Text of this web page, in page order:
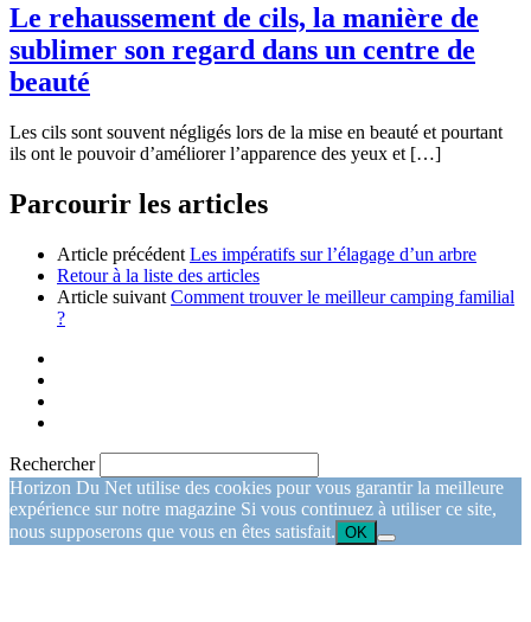
Le rehaussement de cils, la manière de
sublimer son regard dans un centre de
beauté
Les cils sont souvent négligés lors de la mise en beauté et pourtant
ils ont le pouvoir d’améliorer l’apparence des yeux et […]
Parcourir les articles
Article précédent Les impératifs sur l’élagage d’un arbre
Retour à la liste des articles
Article suivant Comment trouver le meilleur camping familial
?
Rechercher
Horizon Du Net utilise des cookies pour vous garantir la meilleure
expérience sur notre magazine Si vous continuez à utiliser ce site,
nous supposerons que vous en êtes satisfait. OK